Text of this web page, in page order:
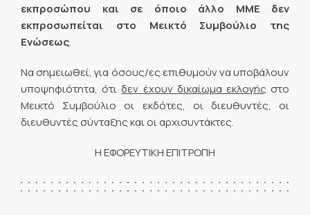
εκπροσώπου και σε όποιο άλλο ΜΜΕ δεν
εκπροσωπείται στο Μεικτό Συμβούλιο της
Ενώσεως.
Να σημειωθεί, για όσους/ες επιθυμούν να υποβάλουν
υποψηφιότητα, ότιδεν έχουν δικαίωμα εκλογής στο
Μεικτό Συμβούλιο οι εκδότες, οι διευθυντές, οι
διευθυντές σύνταξης και οι αρχισυντάκτες.
Η ΕΦΟΡΕΥΤΙΚΗ ΕΠΙΤΡΟΠΗ